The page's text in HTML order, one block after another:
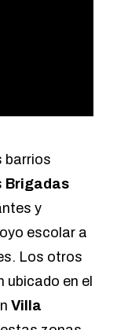
barrios
Brigadas
y
escolar a
Los otros
ubicado en el
Villa